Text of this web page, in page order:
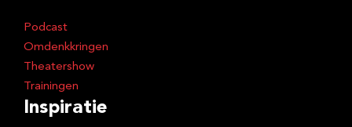
Podcast
Omdenkkringen
Theatershow
Trainingen
Inspiratie